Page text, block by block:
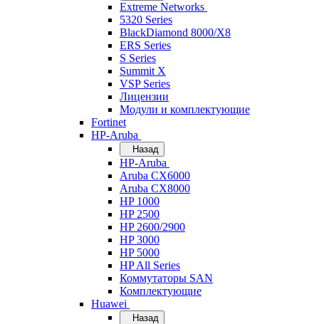
Extreme Networks
5320 Series
BlackDiamond 8000/X8
ERS Series
S Series
Summit X
VSP Series
Лицензии
Модули и комплектующие
Fortinet
HP-Aruba
Назад
HP-Aruba
Aruba CX6000
Aruba CX8000
HP 1000
HP 2500
HP 2600/2900
HP 3000
HP 5000
HP All Series
Коммутаторы SAN
Комплектующие
Huawei
Назад